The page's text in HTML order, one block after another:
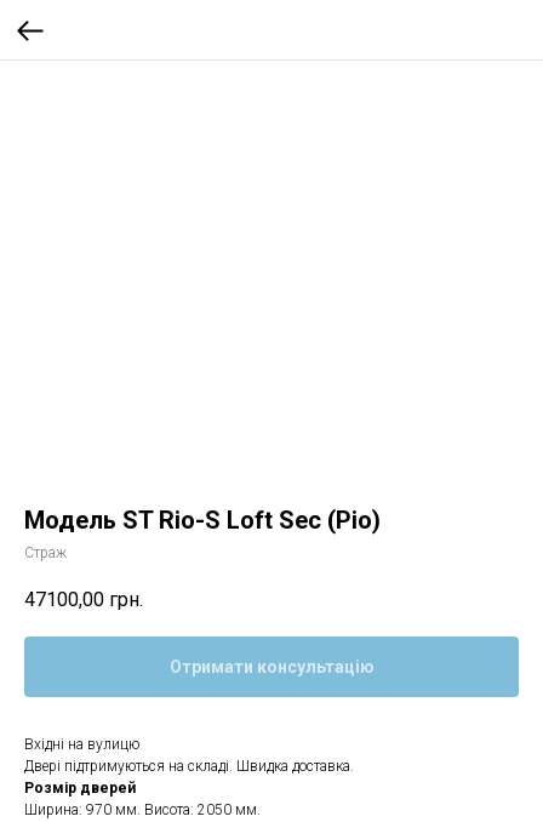
Модель ST Rio-S Loft Sec (Ріо)
Страж
47100,00 грн.
Отримати консультацію
Вхідні на вулицю
Двері підтримуються на складі. Швидка доставка.
Розмір дверей
Ширина: 970 мм. Висота: 2050 мм.